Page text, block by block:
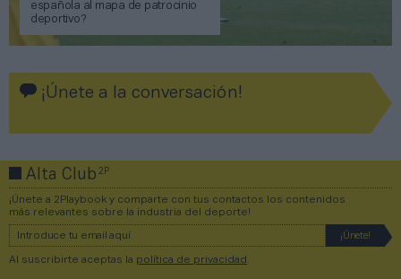
española al mapa de patrocinio
deportivo?
¡Únete a la conversación!
Alta Club2P
¡Únete a 2Playbook y comparte con tus contactos los contenidos
más relevantes sobre la industria del deporte!
Al suscribirte aceptas la política de privacidad